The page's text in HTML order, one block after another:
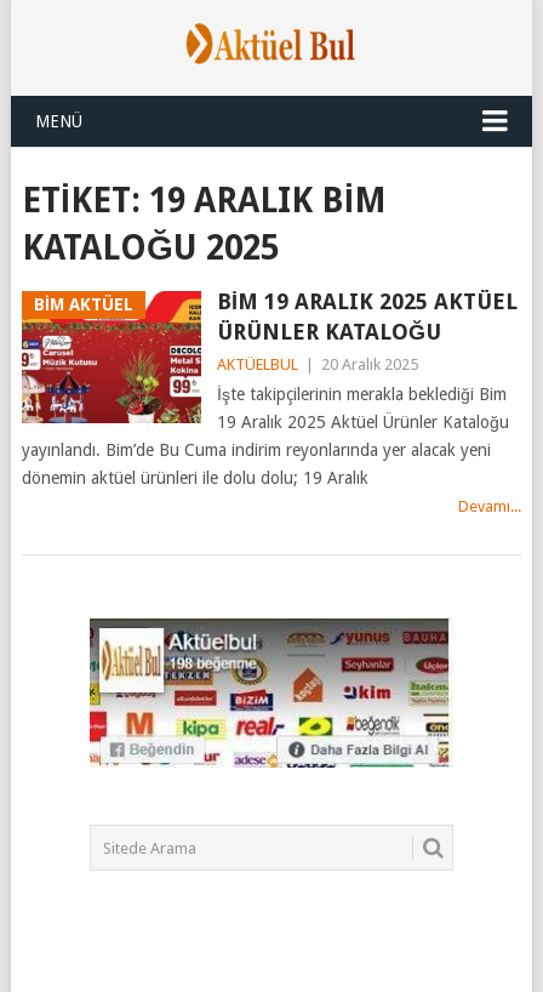
MENÜ
ETIKET: 19 ARALIK BIM
KATALOĞU 2025
BİM AKTÜEL
BİM 19 ARALIK 2025 AKTÜEL
ÜRÜNLER KATALOĞU
AKTÜELBUL 20 Aralık 2025
İşte takipçilerinin merakla beklediği Bim
19 Aralık 2025 Aktüel Ürünler Kataloğu
yayınlandı. Bim’de Bu Cuma indirim reyonlarında yer alacak yeni
dönemin aktüel ürünleri ile dolu dolu; 19 Aralık
Devamı...
NAVIGATION